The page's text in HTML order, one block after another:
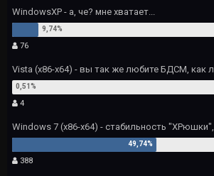
WindowsXP - а, че? мне хватает...
76
Vista (x86-x64) - вы так же любите БДСМ, как
4
Windows 7 (x86-x64) - стабильность
388